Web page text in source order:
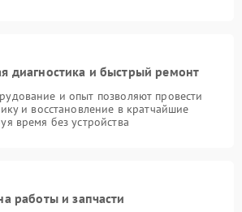
диагностика и быстрый ремонт
и опыт позволяют провести
и восстановление в кратчайшие
время без устройства
работы и запчасти